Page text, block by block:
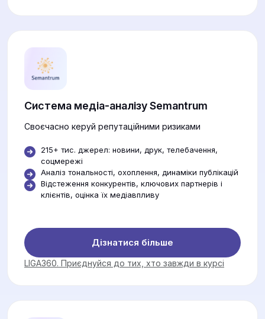
Система медіа-аналізу Semantrum
Своєчасно керуй репутаційними ризиками
215+ тис. джерел: новини, друк, телебачення,
соцмережі
Аналіз тональності, охоплення, динаміки публікацій
Відстеження конкурентів, ключових партнерів і
клієнтів, оцінка їх медіавпливу
Дізнатися більше
LIGA360. Приєднуйся до тих, хто завжди в курсі